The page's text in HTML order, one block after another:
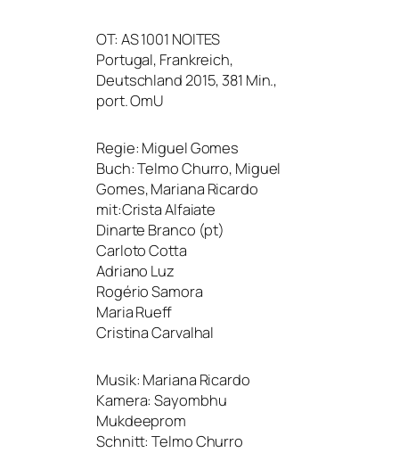
OT: AS1001 NOITES
Portugal, Frankreich,
Deutschland 2015, 381 Min.,
port. OmU
Regie: Miguel Gomes
Buch: Telmo Churro, Miguel
Gomes, Mariana Ricardo
mit:Crista Alfaiate
Dinarte Branco (pt)
Carloto Cotta
Adriano Luz
Rogério Samora
Maria Rueff
Cristina Carvalhal
Musik: Mariana Ricardo
Kamera: Sayombhu
Mukdeeprom
Schnitt: Telmo Churro